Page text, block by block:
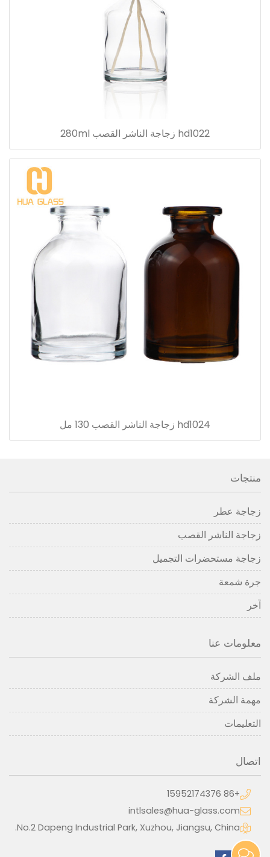
hd1022 زجاجة الناشر القصب 280ml
hd1024 زجاجة الناشر القصب 130 مل
منتجات
زجاجة عطر
زجاجة الناشر القصب
زجاجة مستحضرات التجميل
جرة شمعة
آخر
معلومات عنا
ملف الشركة
مهمة الشركة
التعليمات
اتصال
+86 15952174376
intlsales@hua-glass.com
No.2 Dapeng Industrial Park, Xuzhou, Jiangsu, China.